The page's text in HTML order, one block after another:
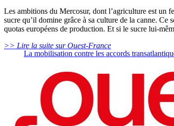
Les ambitions du Mercosur, dont l’agriculture est un
sucre qu’il domine grâce à sa culture de la canne.
quotas européens de production. Et si le sucre lui-
La mobilisation contre les accords
>> Lire la suite sur Ouest-France